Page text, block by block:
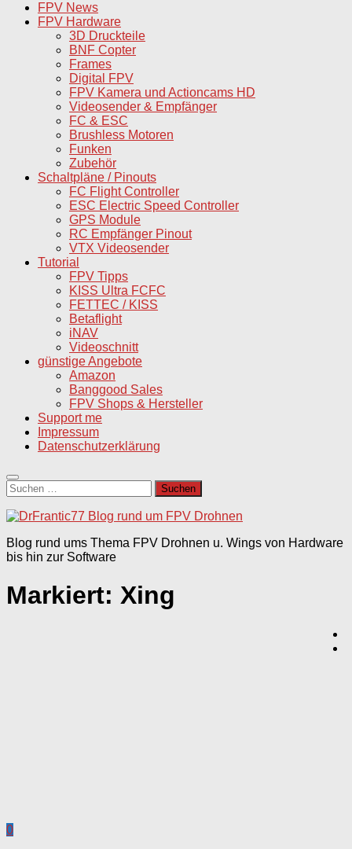
FPV News
FPV Hardware
3D Druckteile
BNF Copter
Frames
Digital FPV
FPV Kamera und Actioncams HD
Videosender & Empfänger
FC & ESC
Brushless Motoren
Funken
Zubehör
Schaltpläne / Pinouts
FC Flight Controller
ESC Electric Speed Controller
GPS Module
RC Empfänger Pinout
VTX Videosender
Tutorial
FPV Tipps
KISS Ultra FCFC
FETTEC / KISS
Betaflight
iNAV
Videoschnitt
günstige Angebote
Amazon
Banggood Sales
FPV Shops & Hersteller
Support me
Impressum
Datenschutzerklärung
Suchen
nach:
Blog rund ums Thema FPV Drohnen u. Wings von Hardware
bis hin zur Software
Markiert: Xing
0